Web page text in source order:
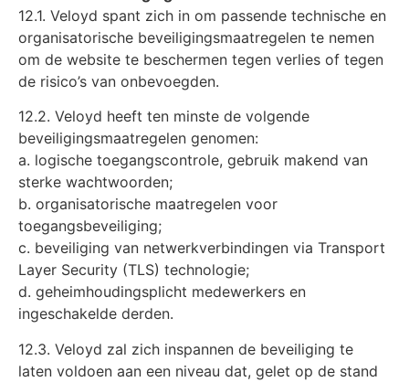
12.1. Veloyd spant zich in om passende technische en
organisatorische beveiligingsmaatregelen te nemen
om de website te beschermen tegen verlies of tegen
de risico’s van onbevoegden.
12.2. Veloyd heeft ten minste de volgende
beveiligingsmaatregelen genomen:
a. logische toegangscontrole, gebruik makend van
sterke wachtwoorden;
b. organisatorische maatregelen voor
toegangsbeveiliging;
c. beveiliging van netwerkverbindingen via Transport
Layer Security (TLS) technologie;
d. geheimhoudingsplicht medewerkers en
ingeschakelde derden.
12.3. Veloyd zal zich inspannen de beveiliging te
laten voldoen aan een niveau dat, gelet op de stand